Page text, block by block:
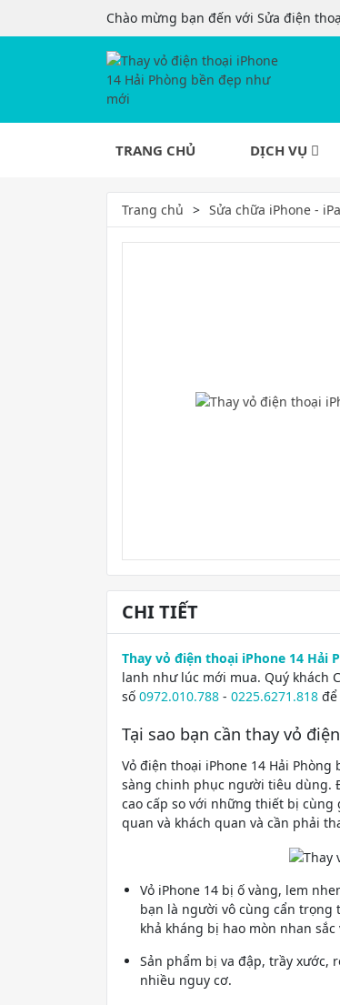
Chào mừng bạn đến với Sửa điện
TRANG CHỦ DỊCH VỤ
Trang chủ Sửa chữa iPhone -
CHI TIẾT
Thay vỏ điện thoại iPhone 14 Hải
lanh như lúc mới mua. Quý khách
số 0972.010.788 - 0225.6271.818
Tại sao bạn cần thay vỏ
Vỏ điện thoại iPhone 14 Hải
sàng chinh phục người tiêu dùng.
cao cấp so với những thiết bị cùng
quan và khách quan và cần phải
Vỏ iPhone 14 bị ố vàng, lem
bạn là người vô cùng cẩn
khả kháng bị hao mòn nhan sắc
Sản phẩm bị va đập, trầy xước,
nhiều nguy cơ.